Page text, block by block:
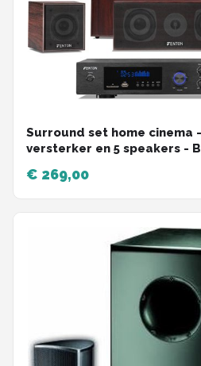
Surround set home cinema
versterker en 5 speakers -
€ 269,00